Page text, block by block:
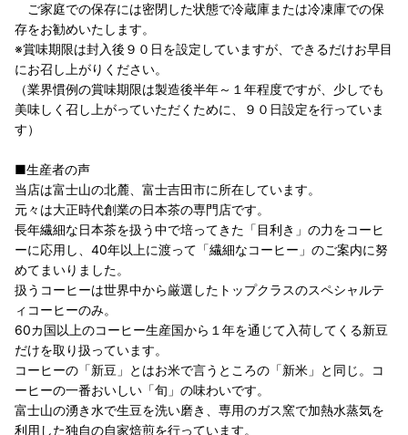
ご家庭での保存には密閉した状態で冷蔵庫または冷凍庫での保
存をお勧めいたします。
※賞味期限は封入後９０日を設定していますが、できるだけお早目
にお召し上がりください。
（業界慣例の賞味期限は製造後半年～１年程度ですが、少しでも
美味しく召し上がっていただくために、９０日設定を行っていま
す）
■生産者の声
当店は富士山の北麓、富士吉田市に所在しています。
元々は大正時代創業の日本茶の専門店です。
長年繊細な日本茶を扱う中で培ってきた「目利き」の力をコーヒ
ーに応用し、40年以上に渡って「繊細なコーヒー」のご案内に努
めてまいりました。
扱うコーヒーは世界中から厳選したトップクラスのスペシャルテ
ィコーヒーのみ。
60カ国以上のコーヒー生産国から１年を通じて入荷してくる新豆
だけを取り扱っています。
コーヒーの「新豆」とはお米で言うところの「新米」と同じ。コ
ーヒーの一番おいしい「旬」の味わいです。
富士山の湧き水で生豆を洗い磨き、専用のガス窯で加熱水蒸気を
利用した独自の自家焙煎を行っています。